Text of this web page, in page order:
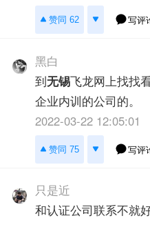
赞同 62 写评
黑白
到无锡飞龙网上找找
企业内训的公司的。
2022-03-22 12:05:01
赞同 75 写评
只是近
和认证公司联系不就